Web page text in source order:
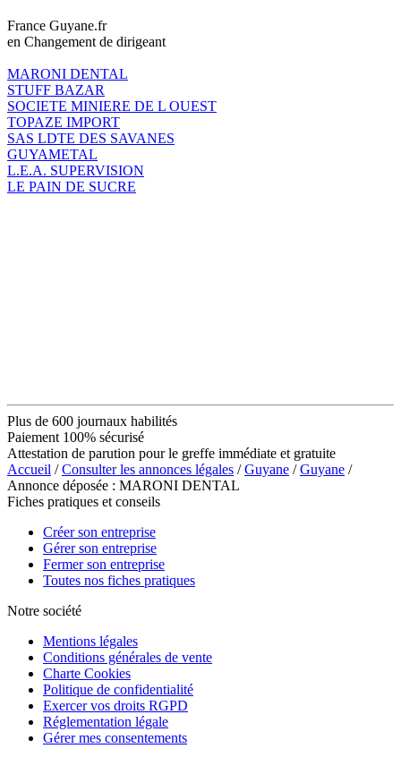
France Guyane.fr
en Changement de dirigeant
MARONI DENTAL
STUFF BAZAR
SOCIETE MINIERE DE L OUEST
TOPAZE IMPORT
SAS LDTE DES SAVANES
GUYAMETAL
L.E.A. SUPERVISION
LE PAIN DE SUCRE
Plus de 600 journaux habilités
Paiement 100% sécurisé
Attestation de parution pour le greffe immédiate et gratuite
Accueil /Consulter les annonces légales /Guyane /Guyane /
Annonce déposée : MARONI DENTAL
Fiches pratiques et conseils
Créer son entreprise
Gérer son entreprise
Fermer son entreprise
Toutes nos fiches pratiques
Notre société
Mentions légales
Conditions générales de vente
Charte Cookies
Politique de confidentialité
Exercer vos droits RGPD
Réglementation légale
Gérer mes consentements